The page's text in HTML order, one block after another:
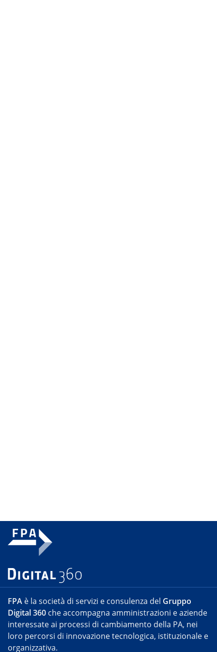
FPA è la società di servizi e consulenza del Gruppo
Digital 360 che accompagna amministrazioni e aziende
interessate ai processi di cambiamento della PA, nei
loro percorsi di innovazione tecnologica, istituzionale e
organizzativa.